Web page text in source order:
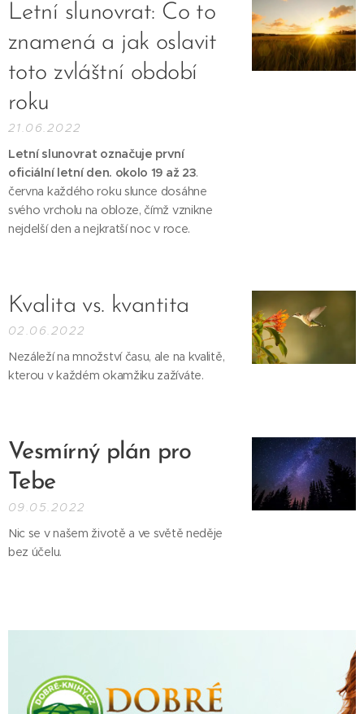
Letní slunovrat: Co to
znamená a jak oslavit
toto zvláštní období
roku
21.06.2022
Letní slunovrat označuje první
oficiální letní den. okolo 19 až 23.
června každého roku slunce dosáhne
svého vrcholu na obloze, čímž vznikne
nejdelší den a nejkratší noc v roce.
Kvalita vs. kvantita
02.06.2022
Nezáleží na množství času, ale na kvalitě,
kterou v každém okamžiku zažíváte.
Vesmírný plán pro
Tebe
09.05.2022
Nic se v našem životě a ve světě neděje
bez účelu.